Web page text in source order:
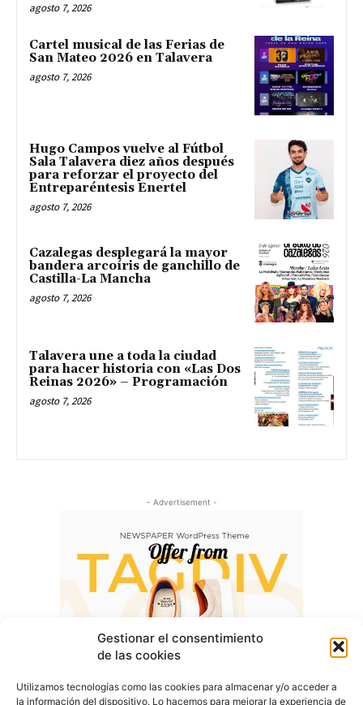
Gestionar el consentimiento
de las cookies
Utilizamos tecnologías como las cookies para almacenar y/o acceder a
la información del dispositivo. Lo hacemos para mejorar la experiencia de
agosto 7, 2026
Cartel musical de las Ferias de
San Mateo 2026 en Talavera
agosto 7, 2026
Hugo Campos vuelve al Fútbol
Sala Talavera diez años después
para reforzar el proyecto del
Entreparéntesis Enertel
agosto 7, 2026
Cazalegas desplegará la mayor
bandera arcoíris de ganchillo de
Castilla-La Mancha
agosto 7, 2026
Talavera une a toda la ciudad
para hacer historia con «Las Dos
Reinas 2026» – Programación
agosto 7, 2026
- Advertisement -